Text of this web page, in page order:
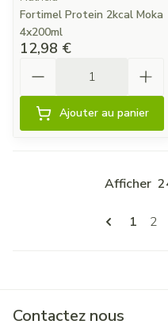
Fortimel Protein 2kcal Moka
4x200ml
12,98 €
Ajouter au panier
Vous
1 2
Afficher
Contactez nous